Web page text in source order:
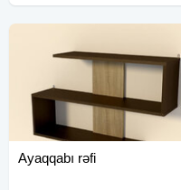
Ayaqqabı rəfi